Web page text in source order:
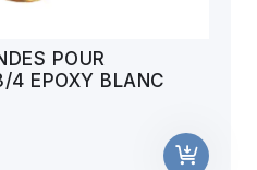
POUR
4 EPOXY BLANC